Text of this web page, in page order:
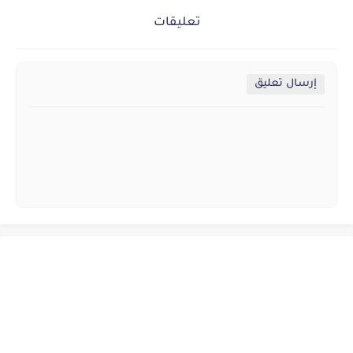
تعليقات
إرسال تعليق